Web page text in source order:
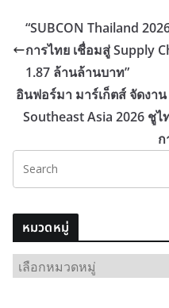
“SUBCON Thailand
การไทย เชื่อมสู่ Supply
1.87 ล้านล้านบาท”
อินฟอร์มา มาร์เก็ตส์ จัดงา
Southeast Asia 2026 ชู
หมวดหมู่